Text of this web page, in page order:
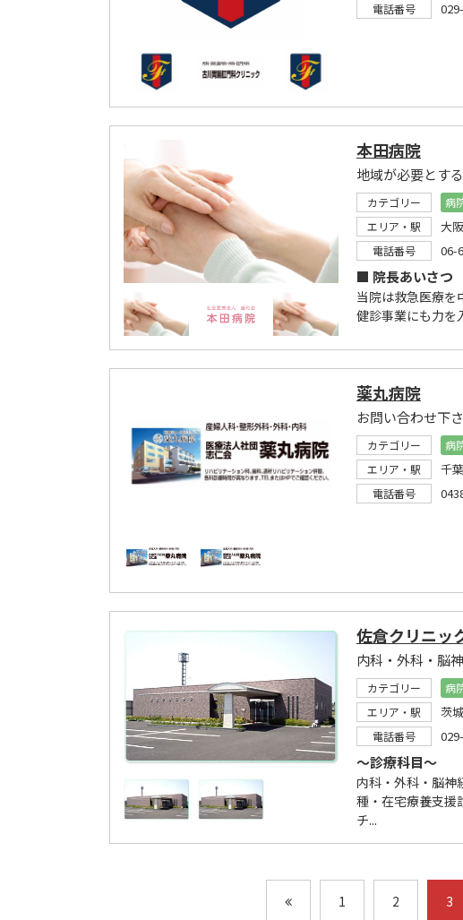
電話番号
本田病院
カテゴリー 病
エリア・駅
大
電話番号 06-
■ 院長あいさつ
当院は救急医療を
健診事業にも力を
薬丸病院
お問い合わせ下
カテゴリー 病
エリア・駅
千
電話番号
佐倉クリニッ
内科・外科・脳
カテゴリー 病
エリア・駅
茨
電話番号
～診療科目～
内科・外科・脳神
種・在宅療養支援
チ...
1 2 3